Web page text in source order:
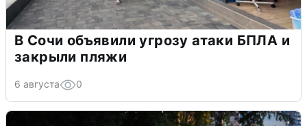
В Сочи объявили угрозу атаки БПЛА и
закрыли пляжи
6 августа 0